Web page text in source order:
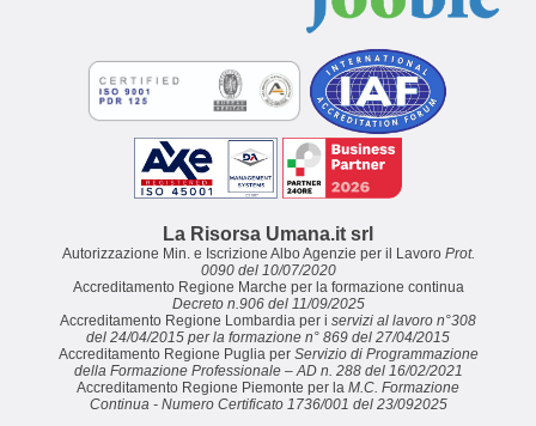
La Risorsa Umana.it srl
Autorizzazione Min. e Iscrizione Albo Agenzie per il Lavoro Prot.
0090 del 10/07/2020
Accreditamento Regione Marche per la formazione continua
Decreto n.906 del 11/09/2025
Accreditamento Regione Lombardia per i servizi al lavoro n°308
del 24/04/2015 per la formazione n° 869 del 27/04/2015
Accreditamento Regione Puglia per Servizio di Programmazione
della Formazione Professionale – AD n. 288 del 16/02/2021
Accreditamento Regione Piemonte per la M.C. Formazione
Continua - Numero Certificato 1736/001 del 23/092025